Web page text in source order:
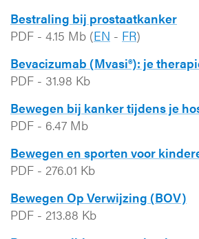
Bestraling bij prostaatkanker
PDF - 4.15 Mb (EN - FR)
Bevacizumab (Mvasi®): je
PDF - 31.98 Kb
Bewegen bij kanker tijdens je
PDF - 6.47 Mb
Bewegen en sporten voor
PDF - 276.01 Kb
Bewegen Op Verwijzing (BOV)
PDF - 213.88 Kb